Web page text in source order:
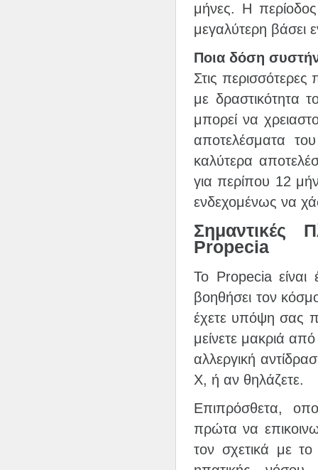
μήνες. Η
μεγαλύτερη βάσει
Ποια δόση
Στις
με
μπορεί να
αποτελέσματα
καλύτερα
για περίπου 12
ενδεχομένως να
Σημαντικές
Propecia
Το Propecia
βοηθήσει τον
έχετε υπόψη σας
μείνετε μακριά
αλλεργική
Χ, ή αν θηλάζετε.
Επιπρόσθετα,
πρώτα να
τον σχετικά με